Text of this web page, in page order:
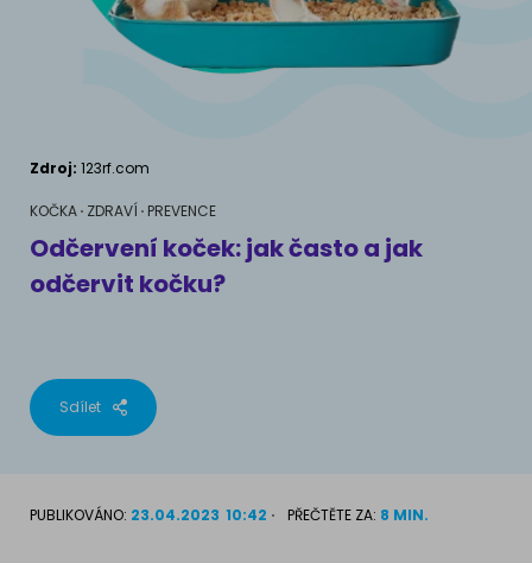
Pamlsky a doplňky stravy
Chování
Školení
MÁM PSA
Život se psem
Příslušenství pro psy
Výživové poradenství
MÁM KOČKU
Jak rozumět kočce
Život s kočkou
Školení
Příslušenství pro kočky
PLEMENA KOČEK
AKVARIJNÍ RYBY
Zdroj: 123rf.com
KOČKA ZDRAVÍ PREVENCE
Odčervení koček: jak často a jak
odčervit kočku?
Sdílet
PUBLIKOVÁNO: 23.04.2023 10:42 PŘEČTĚTE ZA: 8 MIN.